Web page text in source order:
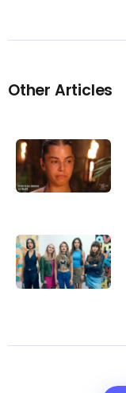
Other Articles